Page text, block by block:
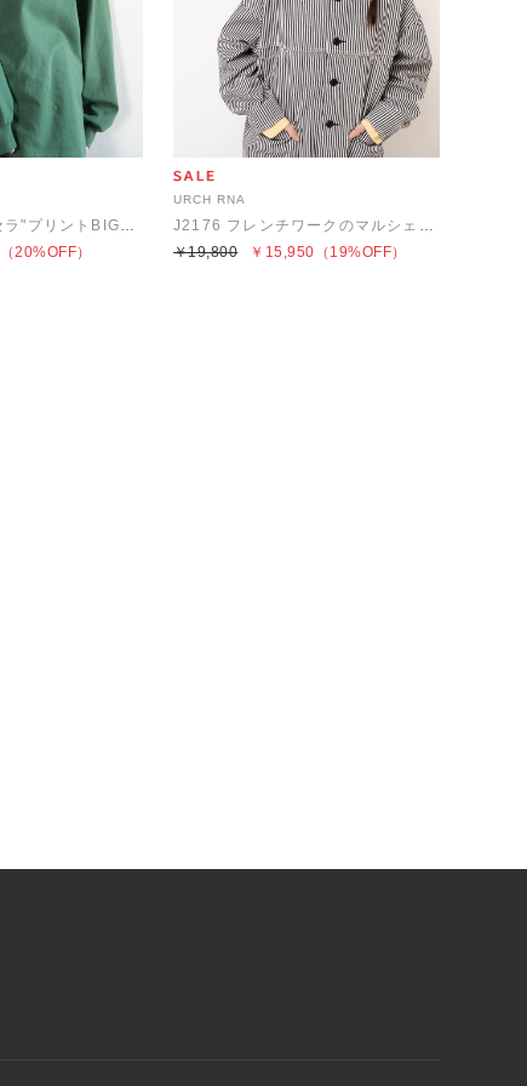
M2603 "ケセラセラ"プリントBIGロンT
（20%OFF）
URCH RNA
J2176 フレンチワークのマルシェジャケット
￥15,950
￥19,800 （19%OFF）